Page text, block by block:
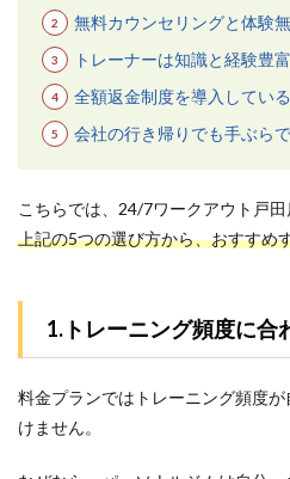
無料カウンセリングと体験
トレーナーは知識と経験豊
全額返金制度を導入している
会社の行き帰りでも手ぶら
こちらでは、24/7ワークアウト戸
上記の5つの選び方から、おすすめ
1.トレーニング頻度に合
料金プランではトレーニング頻度
けません。